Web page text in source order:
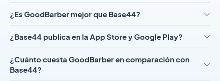
¿Es GoodBarber mejor que Base44?
¿Base44 publica en la App Store y Google Play?
¿Cuánto cuesta GoodBarber en comparación con
Base44?